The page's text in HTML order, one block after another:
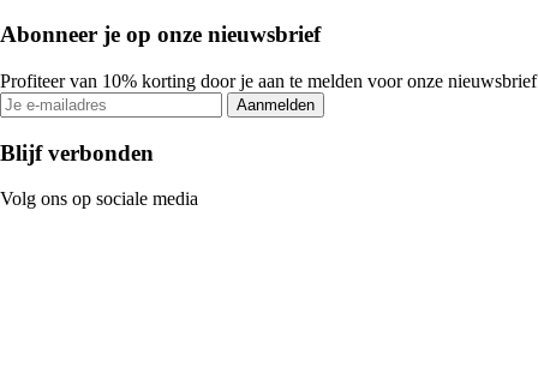
Abonneer je op onze nieuwsbrief
Profiteer van 10% korting door je aan te melden voor onze nieuwsbrief
Aanmelden
Blijf verbonden
Volg ons op sociale media